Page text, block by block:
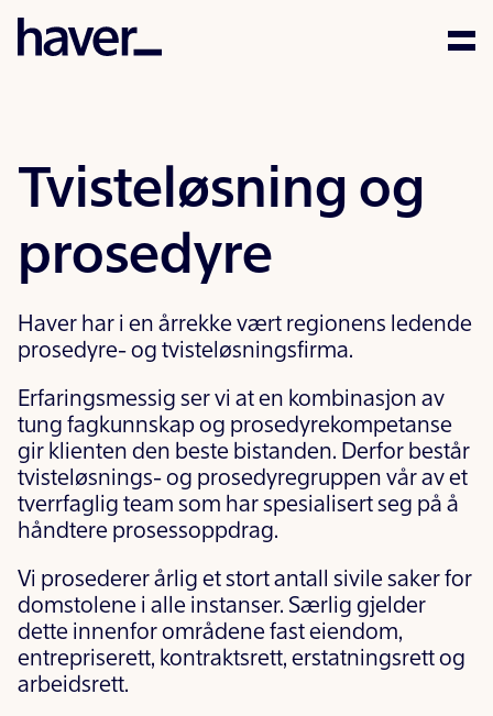
Mennesker
Aktuelt
Karriere
Samfunnsansvar
Kontakt
Tvisteløsning og
prosedyre
Haver har i en årrekke vært regionens ledende
prosedyre- og tvisteløsningsfirma.
Erfaringsmessig ser vi at en kombinasjon av
tung fagkunnskap og prosedyrekompetanse
gir klienten den beste bistanden. Derfor består
tvisteløsnings- og prosedyregruppen vår av et
tverrfaglig team som har spesialisert seg på å
håndtere prosessoppdrag.
Vi prosederer årlig et stort antall sivile saker for
domstolene i alle instanser. Særlig gjelder
dette innenfor områdene fast eiendom,
entrepriserett, kontraktsrett, erstatningsrett og
arbeidsrett.